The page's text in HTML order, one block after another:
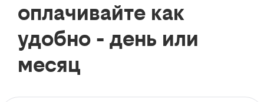
оплачивайте как
удобно - день или
месяц